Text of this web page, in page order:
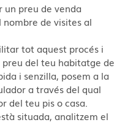
un preu de venda
de visites al
tot aquest procés i
del teu habitatge de
i senzilla, posem a la
a través del qual
del teu pis o casa.
situada, analitzem el